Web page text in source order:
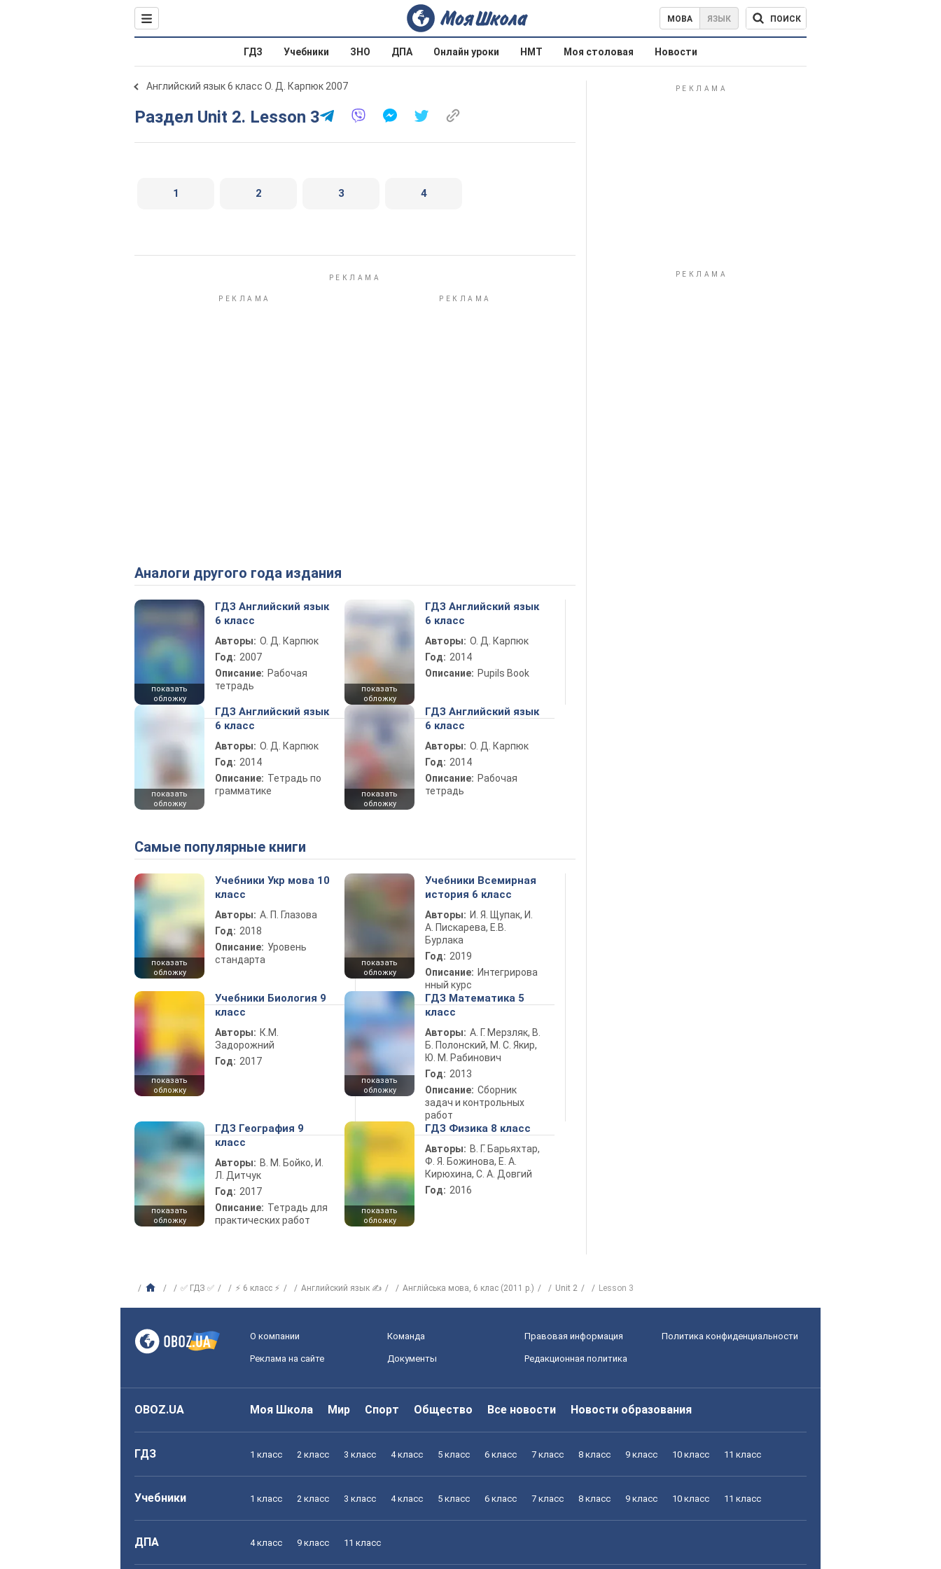
МОВА ЯЗЫК ПОИСК
ГДЗ Учебники ЗНО ДПА Онлайн уроки НМТ Моя столовая Новости
Английский язык 6 класс О. Д. Карпюк 2007
Раздел Unit 2. Lesson 3
1 2 3 4
Аналоги другого года издания
показать
обложку
ГДЗ Английский язык
6 класс
Авторы: О. Д. Карпюк
Год: 2007
Описание: Рабочая
тетрадь
показать
обложку
ГДЗ Английский язык
6 класс
Авторы: О. Д. Карпюк
Год: 2014
Описание: Pupils Book
показать
обложку
ГДЗ Английский язык
6 класс
Авторы: О. Д. Карпюк
Год: 2014
Описание: Тетрадь по
грамматике
показать
обложку
ГДЗ Английский язык
6 класс
Авторы: О. Д. Карпюк
Год: 2014
Описание: Рабочая
тетрадь
Самые популярные книги
показать
обложку
Учебники Укр мова 10
класс
Авторы: А. П. Глазова
Год: 2018
Описание: Уровень
стандарта
показать
обложку
Учебники Всемирная
история 6 класс
Авторы: И. Я. Щупак, И.
А. Пискарева, Е.В.
Бурлака
Год: 2019
Описание: Интегрирова
нный курс
показать
обложку
Учебники Биология 9
класс
Авторы: К.М.
Задорожний
Год: 2017
показать
обложку
ГДЗ Математика 5
класс
Авторы: А. Г. Мерзляк, В.
Б. Полонский, М. С. Якир,
Ю. М. Рабинович
Год: 2013
Описание: Сборник
задач и контрольных
работ
показать
обложку
ГДЗ География 9
класс
Авторы: В. М. Бойко, И.
Л. Дитчук
Год: 2017
Описание: Тетрадь для
практических работ
показать
обложку
ГДЗ Физика 8 класс
Авторы: В. Г. Барьяхтар,
Ф. Я. Божинова, Е. А.
Кирюхина, С. А. Довгий
Год: 2016
✅ ГДЗ ✅ ⚡ 6 класс ⚡ Английский язык ✍ Англійська мова, 6 клас (2011 р.) Unit 2 Lesson 3
О компании Команда Правовая информация Политика конфиденциальности
Реклама на сайте Документы Редакционная политика
OBOZ.UA Моя Школа Мир Спорт Общество Все новости Новости образования
ГДЗ 1 класс 2 класс 3 класс 4 класс 5 класс 6 класс 7 класс 8 класс 9 класс 10 класс 11 класс
Учебники 1 класс 2 класс 3 класс 4 класс 5 класс 6 класс 7 класс 8 класс 9 класс 10 класс 11 класс
ДПА 4 класс 9 класс 11 класс